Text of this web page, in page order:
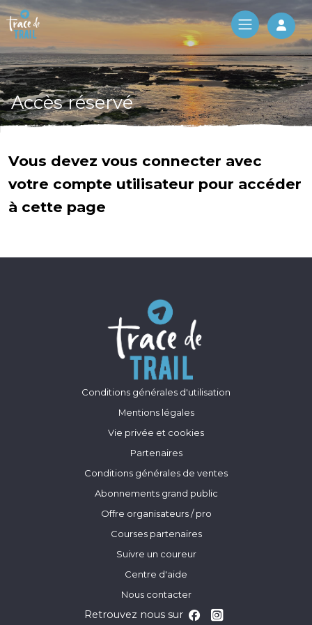
Log
Accès réservé
Vous devez vous connecter avec
votre compte utilisateur pour accéder
à cette page
Conditions générales d'utilisation
Mentions légales
Vie privée et cookies
Partenaires
Conditions générales de ventes
Abonnements grand public
Offre organisateurs / pro
Courses partenaires
Suivre un coureur
Centre d'aide
Nous contacter
Retrouvez nous sur